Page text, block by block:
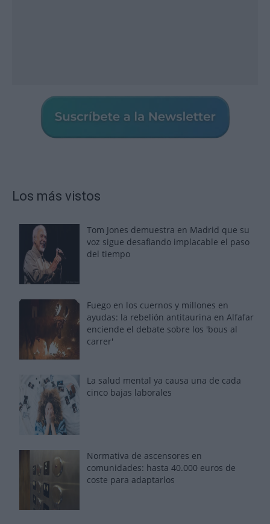
Los más vistos
Tom Jones demuestra en Madrid que su
voz sigue desafiando implacable el paso
del tiempo
Fuego en los cuernos y millones en
ayudas: la rebelión antitaurina en Alfafar
enciende el debate sobre los 'bous al
carrer'
La salud mental ya causa una de cada
cinco bajas laborales
Normativa de ascensores en
comunidades: hasta 40.000 euros de
coste para adaptarlos